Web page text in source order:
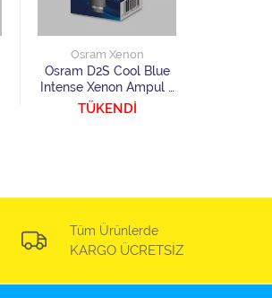
Osram Xenon
Osram D2S Cool Blue
Intense Xenon Ampul 1
Adet
TÜKENDİ
Tüm Ürünlerde
KARGO ÜCRETSİZ